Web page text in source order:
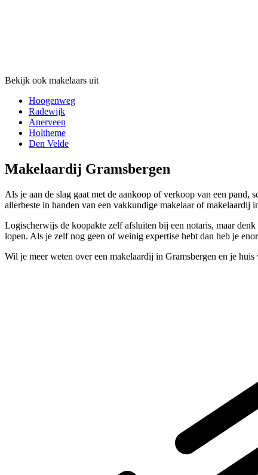
Bekijk ook makelaars uit
Hoogenweg
Radewijk
Anerveen
Holtheme
Den Velde
Makelaardij Gramsbergen
Als je aan de slag gaat met de aankoop of verkoop van een pand,
allerbeste in handen van een vakkundige makelaar of
Logischerwijs de koopakte zelf afsluiten bij een notaris, maar
lopen. Als je zelf nog geen of weinig expertise hebt dan heb je
Wil je meer weten over een makelaardij in Gramsbergen en je